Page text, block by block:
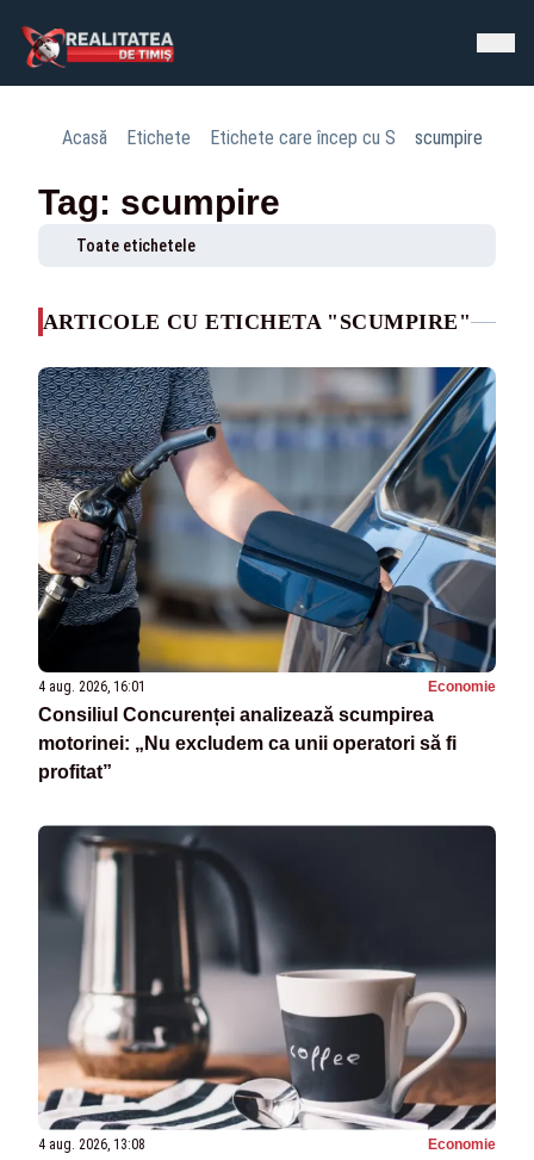
Acasă Etichete Etichete care încep cu S scumpire
Tag: scumpire
Toate etichetele
ARTICOLE CU ETICHETA "SCUMPIRE"
4 aug. 2026, 16:01 Economie
Consiliul Concurenței analizează scumpirea
motorinei: „Nu excludem ca unii operatori să fi
profitat”
4 aug. 2026, 13:08 Economie